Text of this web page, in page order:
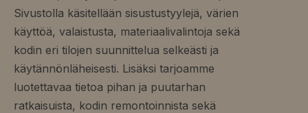
Sivustolla käsitellään sisustustyylejä, värien
käyttöä, valaistusta, materiaalivalintoja sekä
kodin eri tilojen suunnittelua selkeästi ja
käytännönläheisesti. Lisäksi tarjoamme
luotettavaa tietoa pihan ja puutarhan
ratkaisuista, kodin remontoinnista sekä